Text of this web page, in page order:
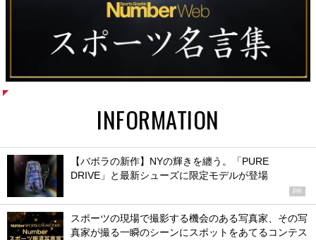
INFORMATION
【バボラの新作】NYの輝きを纏う。「PURE
DRIVE」と最新シューズに限定モデルが登場
PR
スポーツの現場で撮影する機会のある写真家、その写
真家が撮る一瞬のシーンにスポットをあてるコンテス